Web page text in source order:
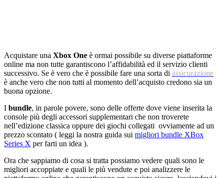
Acquistare una Xbox One è ormai possibile su diverse piattaforme
online ma non tutte garantiscono l’affidabilità ed il servizio clienti
successivo. Se è vero che è possibile fare una sorta di assicurazione
è anche vero che non tutti al momento dell’acquisto credono sia un
buona opzione.
I bundle, in parole povere, sono delle offerte dove viene inserita la
console più degli accessori supplementari che non troverete
nell’edizione classica oppure dei giochi collegati ovviamente ad un
prezzo scontato ( leggi la nostra guida sui migliori bundle XBox
Series X per farti un idea ).
Ora che sappiamo di cosa si tratta possiamo vedere quali sono le
migliori accoppiate e quali le più vendute e poi analizzere le